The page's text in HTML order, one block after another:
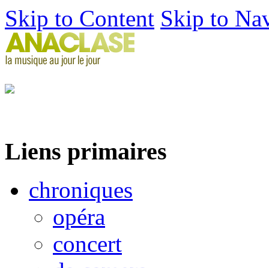
Skip to Content Skip to
Liens primaires
chroniques
opéra
concert